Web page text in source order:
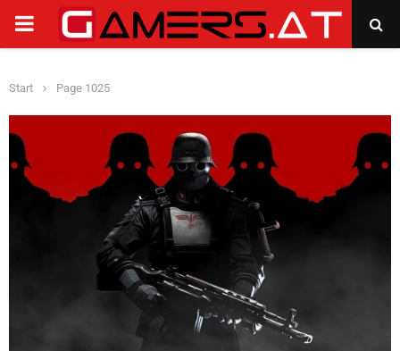
PRIMARY
Start Page 1025